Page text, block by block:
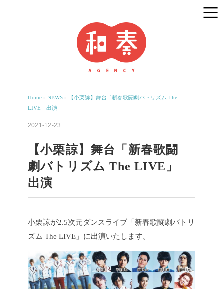
Home › NEWS ›
【小栗諒】舞台「新春歌闘劇バトリズム The
LIVE」出演
2021-12-23
【小栗諒】舞台「新春歌闘
劇バトリズム The LIVE」
出演
小栗諒が2.5次元ダンスライブ「新春歌闘劇バトリ
ズム The LIVE」に出演いたします。